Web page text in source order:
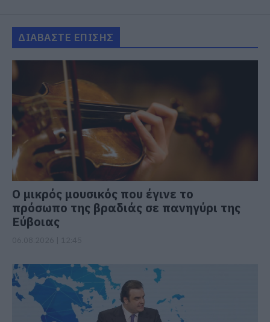
ΔΙΑΒΑΣΤΕ ΕΠΙΣΗΣ
Ο μικρός μουσικός που έγινε το
πρόσωπο της βραδιάς σε πανηγύρι της
Εύβοιας